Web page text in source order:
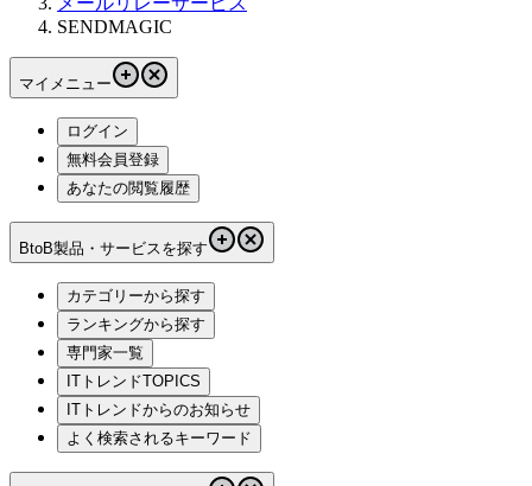
SENDMAGIC
マイメニュー
ログイン
無料会員登録
あなたの閲覧履歴
BtoB製品・サービスを探す
カテゴリーから探す
ランキングから探す
専門家一覧
ITトレンドTOPICS
ITトレンドからのお知らせ
よく検索されるキーワード